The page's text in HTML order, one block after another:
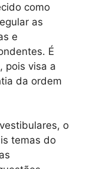
como
as
e
É
pois visa a
da ordem
o
temas do